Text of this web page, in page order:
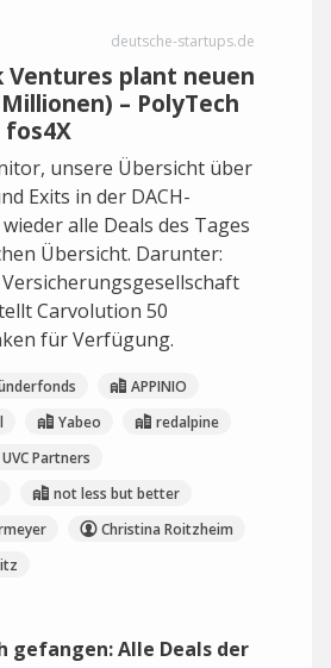
deutsche-startups.de
Ventures plant neuen
– PolyTech
unsere Übersicht über
Exits in der DACH-
alle Deals des Tages
Übersicht. Darunter:
Versicherungsgesellschaft
Carvolution 50
für Verfügung.
APPINIO
Yabeo
redalpine
UVC Partners
not less but better
Christina Roitzheim